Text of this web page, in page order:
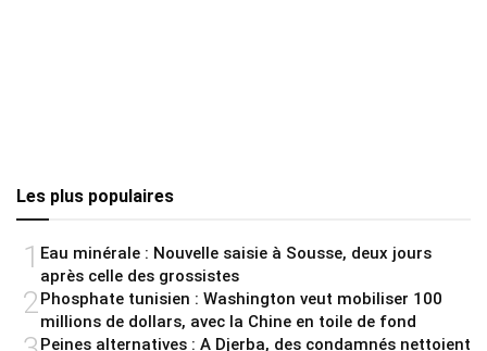
Les plus populaires
1 Eau minérale : Nouvelle saisie à Sousse, deux jours
après celle des grossistes
2Phosphate tunisien : Washington veut mobiliser 100
millions de dollars, avec la Chine en toile de fond
Peines alternatives : A Djerba, des condamnés nettoient